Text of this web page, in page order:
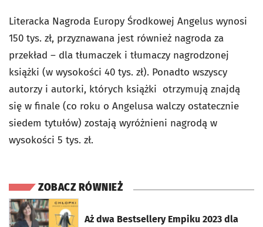
Literacka Nagroda Europy Środkowej Angelus wynosi
150 tys. zł, przyznawana jest również nagroda za
przekład – dla tłumaczek i tłumaczy nagrodzonej
książki (w wysokości 40 tys. zł). Ponadto wszyscy
autorzy i autorki, których książki otrzymują znajdą
się w finale (co roku o Angelusa walczy ostatecznie
siedem tytułów) zostają wyróżnieni nagrodą w
wysokości 5 tys. zł.
ZOBACZ RÓWNIEŻ
Aż dwa Bestsellery Empiku 2023 dla
otworzy się w nowej karcie